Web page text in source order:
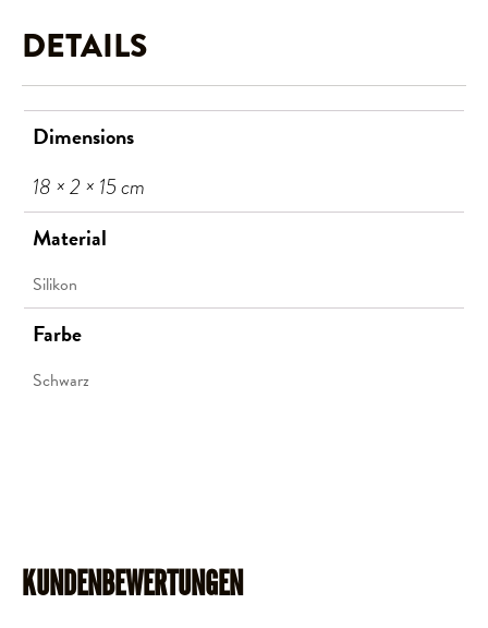
DETAILS
Dimensions
18 × 2 × 15 cm
Material
Silikon
Farbe
Schwarz
KUNDENBEWERTUNGEN